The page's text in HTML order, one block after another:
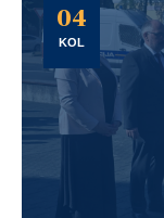
04
KOL